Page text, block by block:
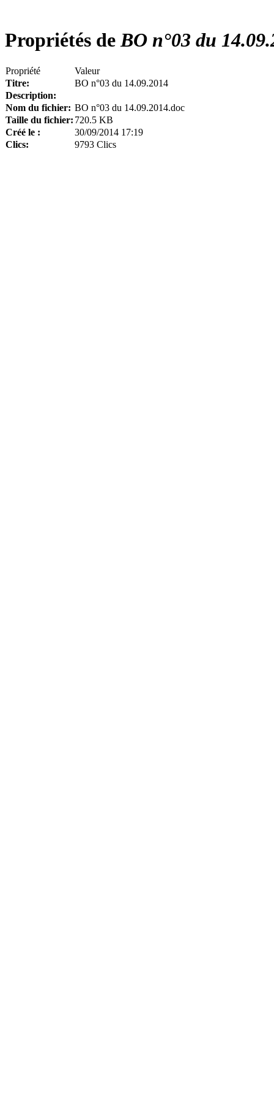
Propriétés deBO n°03 du
Propriété
Valeur
Titre:
BO n°03 du 14.09.2014
Description:
Nom du fichier: BO n°03 du 14.09.2014.doc
Taille du fichier: 720.5 KB
Créé le :
30/09/2014 17:19
Clics:
9793 Clics